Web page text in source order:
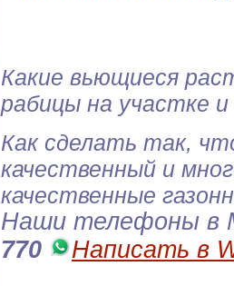
Какие вьющиеся
рабицы на участке
Как сделать так,
качественный и
качественные
Наши телефоны в
770
Написать в